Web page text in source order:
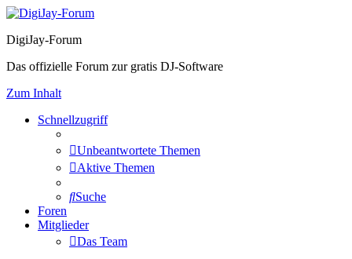
DigiJay-Forum
Das offizielle Forum zur gratis DJ-Software
Zum Inhalt
Schnellzugriff
Unbeantwortete Themen
Aktive Themen
Suche
Foren
Mitglieder
Das Team